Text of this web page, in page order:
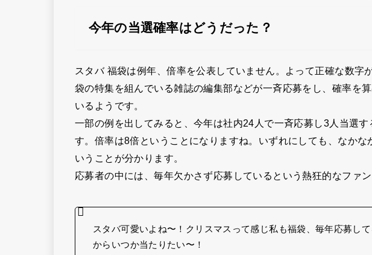
今年の当選確率はどうだった？
スタバ 福袋は例年、倍率を公表していません。よって正確な数字
袋の特集を組んでいる雑誌の編集部などが一斉応募をし、確率を
いるようです。
一部の例を出してみると、今年は社内24人で一斉応募し3人当選
す。倍率は8倍ということになりますね。いずれにしても、なかな
いうことが分かります。
応募者の中には、毎年欠かさず応募しているという熱狂的なファン
スタバ可愛いよね〜！クリスマスって感じ私も福袋、毎年応募し
からいつか当たりたい〜！